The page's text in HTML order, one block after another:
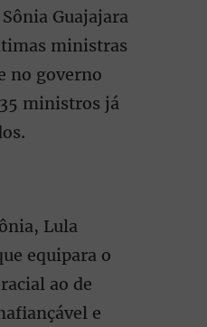
Guajajara
ministras
no governo
ministros já
Lula
equipara o
ao de
e